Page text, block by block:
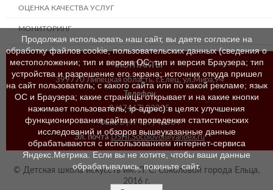
ОЦЕНКА КАЧЕСТВА УСЛУГ
МОНИТОРИНГ
КОНТАКТЫ
399770 Липецкая область, г.Елец, ул.Мира,94
Телефон
8 (47467) 23205
Факс8 (47467) 46384
Эл. почта DSHI.Socolovoi@yandex.ru
© Детская школа искусств им. Л. С. Соколовой города Ельца,
2016 г.
Продолжая использовать наш сайт, вы даете согласие на
обработку файлов cookie, пользовательских данных (сведения о
местоположении; тип и версия ОС; тип и версия Браузера; тип
устройства и разрешение его экрана; источник откуда пришел
на сайт пользователь; с какого сайта или по какой рекламе; язык
ОС и Браузера; какие страницы открывает и на какие кнопки
нажимает пользователь; ip-адрес) в целях улучшения
функционирования сайта и проведения статистических
исследований и обзоров вышеуказанные данные
обрабатываются с использованием интернет-сервиса
Яндекс.Метрика. Если вы не хотите, чтобы ваши данные
обрабатывались, покиньте сайт.